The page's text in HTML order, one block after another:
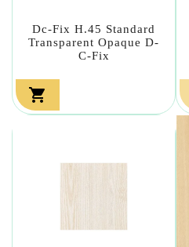
Dc-Fix H.45 Standard
Transparent Opaque D-
C-Fix
